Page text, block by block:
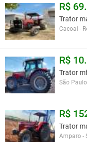
R$
Trator
Cacoal -
R$
Trator
São
R$
Trator
Amparo -